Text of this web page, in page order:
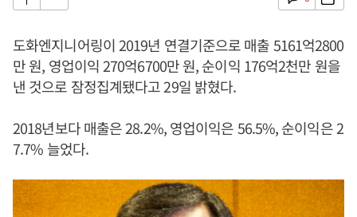
도화엔지니어링이 2019년 연결기준으로 매출 5161억2800
만 원, 영업이익 270억6700만 원, 순이익 176억2천만 원을
낸 것으로 잠정집계됐다고 29일 밝혔다.
2018년보다 매출은 28.2%, 영업이익은 56.5%, 순이익은 2
7.7% 늘었다.